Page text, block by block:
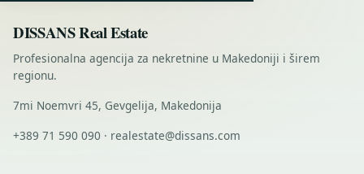
DISSANS Real Estate
Profesionalna agencija za nekretnine u Makedoniji i širem
regionu.
7mi Noemvri 45, Gevgelija, Makedonija
+389 71 590 090 · realestate@dissans.com